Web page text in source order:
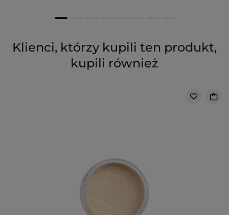
Klienci, którzy kupili ten produkt,
kupili również